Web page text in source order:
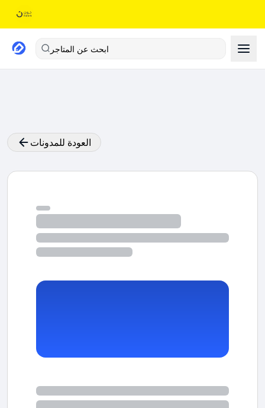
ابحث عن المتاجر
العودة للمدونات